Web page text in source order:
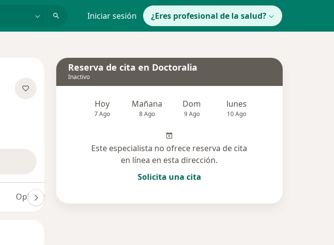
Iniciar sesión ¿Eres profesional de la salud?
Opiniones (4)
Reserva de cita en Doctoralia
Inactivo
Hoy
7 Ago
Mañana
8 Ago
Dom
9 Ago
lunes
10 Ago
Este especialista no ofrece reserva de cita
en línea en esta dirección.
Solicita una cita